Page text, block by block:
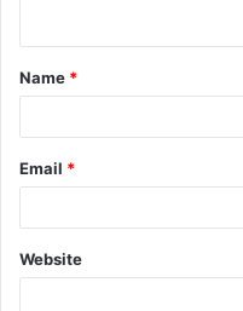
t
*
Name *
Email *
Website